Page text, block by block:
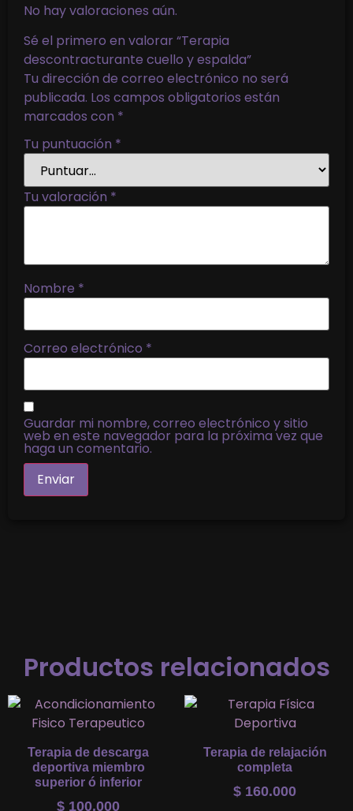
No hay valoraciones aún.
Sé el primero en valorar “Terapia
descontracturante cuello y espalda”
Tu dirección de correo electrónico no será
publicada. Los campos obligatorios están
marcados con *
Tu puntuación *
Tu valoración *
Nombre *
Correo electrónico *
Guardar mi nombre, correo electrónico y sitio
web en este navegador para la próxima vez que
haga un comentario.
Productos relacionados
Terapia de descarga
deportiva miembro
superior ó inferior
$ 100.000
Terapia de relajación
completa
$ 160.000